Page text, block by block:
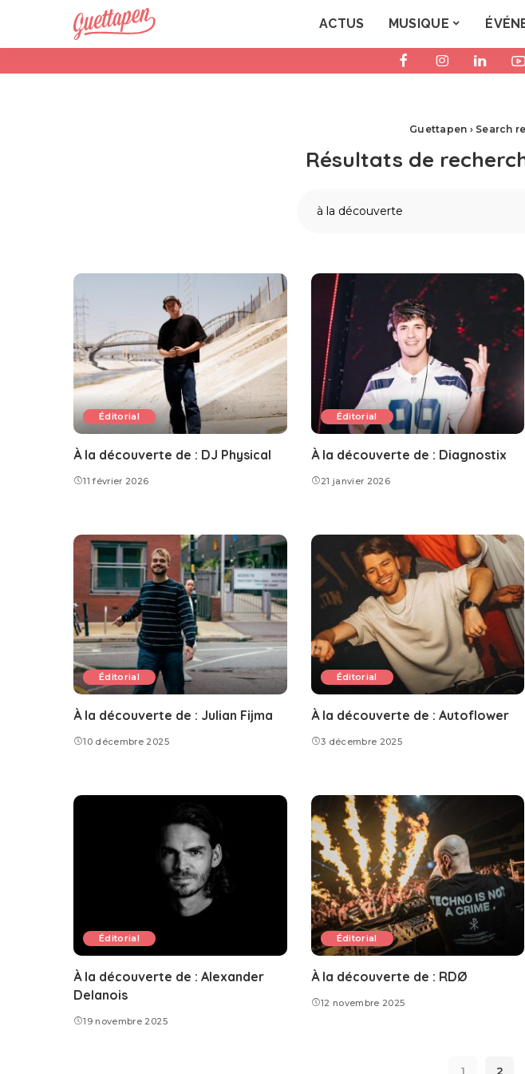
ACTUS MUSIQUE
Guettapen › Search
Résultats de
Éditorial
À la découverte de : DJ Physical
11 février 2026
Éditorial
À la découverte de : Diagnostix
21 janvier 2026
Éditorial
À la découverte de : Julian Fijma
10 décembre 2025
Éditorial
À la découverte de : Autoflower
3 décembre 2025
Éditorial
À la découverte de : Alexander
Delanois
19 novembre 2025
Éditorial
À la découverte de : RDØ
12 novembre 2025
1 2